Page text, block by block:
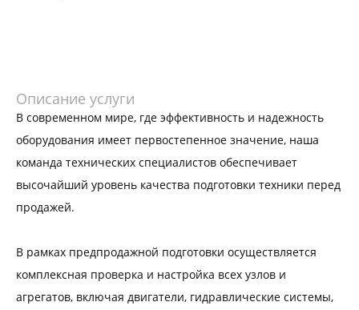
Описание услуги
В современном мире, где эффективность и надежность
оборудования имеет первостепенное значение, наша
команда технических специалистов обеспечивает
высочайший уровень качества подготовки техники перед
продажей.
В рамках предпродажной подготовки осуществляется
комплексная проверка и настройка всех узлов и
агрегатов, включая двигатели, гидравлические системы,